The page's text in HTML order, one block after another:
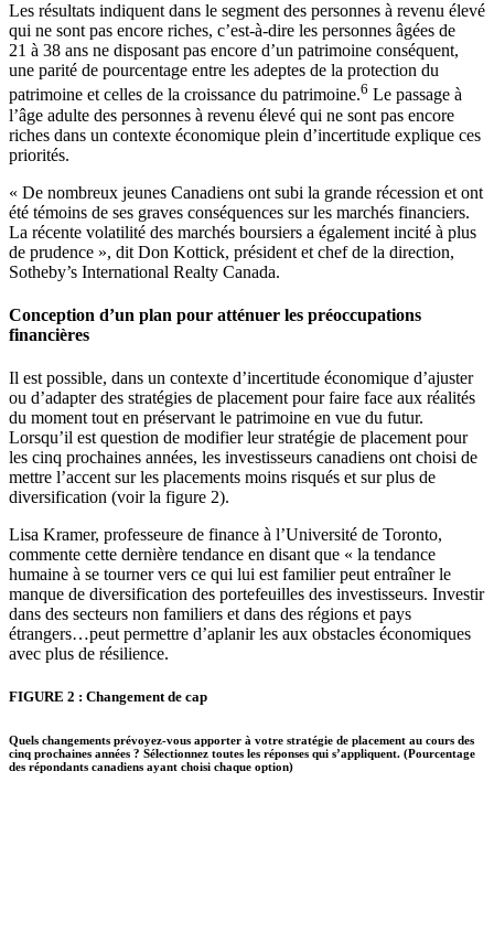
Les résultats indiquent dans le segment des personnes à revenu élevé
qui ne sont pas encore riches, c’est-à-dire les personnes âgées de
21 à 38 ans ne disposant pas encore d’un patrimoine conséquent,
une parité de pourcentage entre les adeptes de la protection du
patrimoine et celles de la croissance du patrimoine.6 Le passage à
l’âge adulte des personnes à revenu élevé qui ne sont pas encore
riches dans un contexte économique plein d’incertitude explique ces
priorités.
« De nombreux jeunes Canadiens ont subi la grande récession et ont
été témoins de ses graves conséquences sur les marchés financiers.
La récente volatilité des marchés boursiers a également incité à plus
de prudence », dit Don Kottick, président et chef de la direction,
Sotheby’s International Realty Canada.
Conception d’un plan pour atténuer les préoccupations
financières
Il est possible, dans un contexte d’incertitude économique d’ajuster
ou d’adapter des stratégies de placement pour faire face aux réalités
du moment tout en préservant le patrimoine en vue du futur.
Lorsqu’il est question de modifier leur stratégie de placement pour
les cinq prochaines années, les investisseurs canadiens ont choisi de
mettre l’accent sur les placements moins risqués et sur plus de
diversification (voir la figure 2).
Lisa Kramer, professeure de finance à l’Université de Toronto,
commente cette dernière tendance en disant que « la tendance
humaine à se tourner vers ce qui lui est familier peut entraîner le
manque de diversification des portefeuilles des investisseurs. Investir
dans des secteurs non familiers et dans des régions et pays
étrangers…peut permettre d’aplanir les aux obstacles économiques
avec plus de résilience.
FIGURE 2 : Changement de cap
Quels changements prévoyez-vous apporter à votre stratégie de placement au cours des
cinq prochaines années ? Sélectionnez toutes les réponses qui s’appliquent. (Pourcentage
des répondants canadiens ayant choisi chaque option)